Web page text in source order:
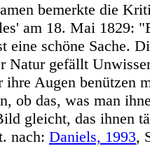
bemerkte die
am 18. Mai 1829:
eine schöne Sache.
Natur gefällt
Augen benützen
ob das, was man
gleicht, das ihnen
nach: Daniels, 1993,